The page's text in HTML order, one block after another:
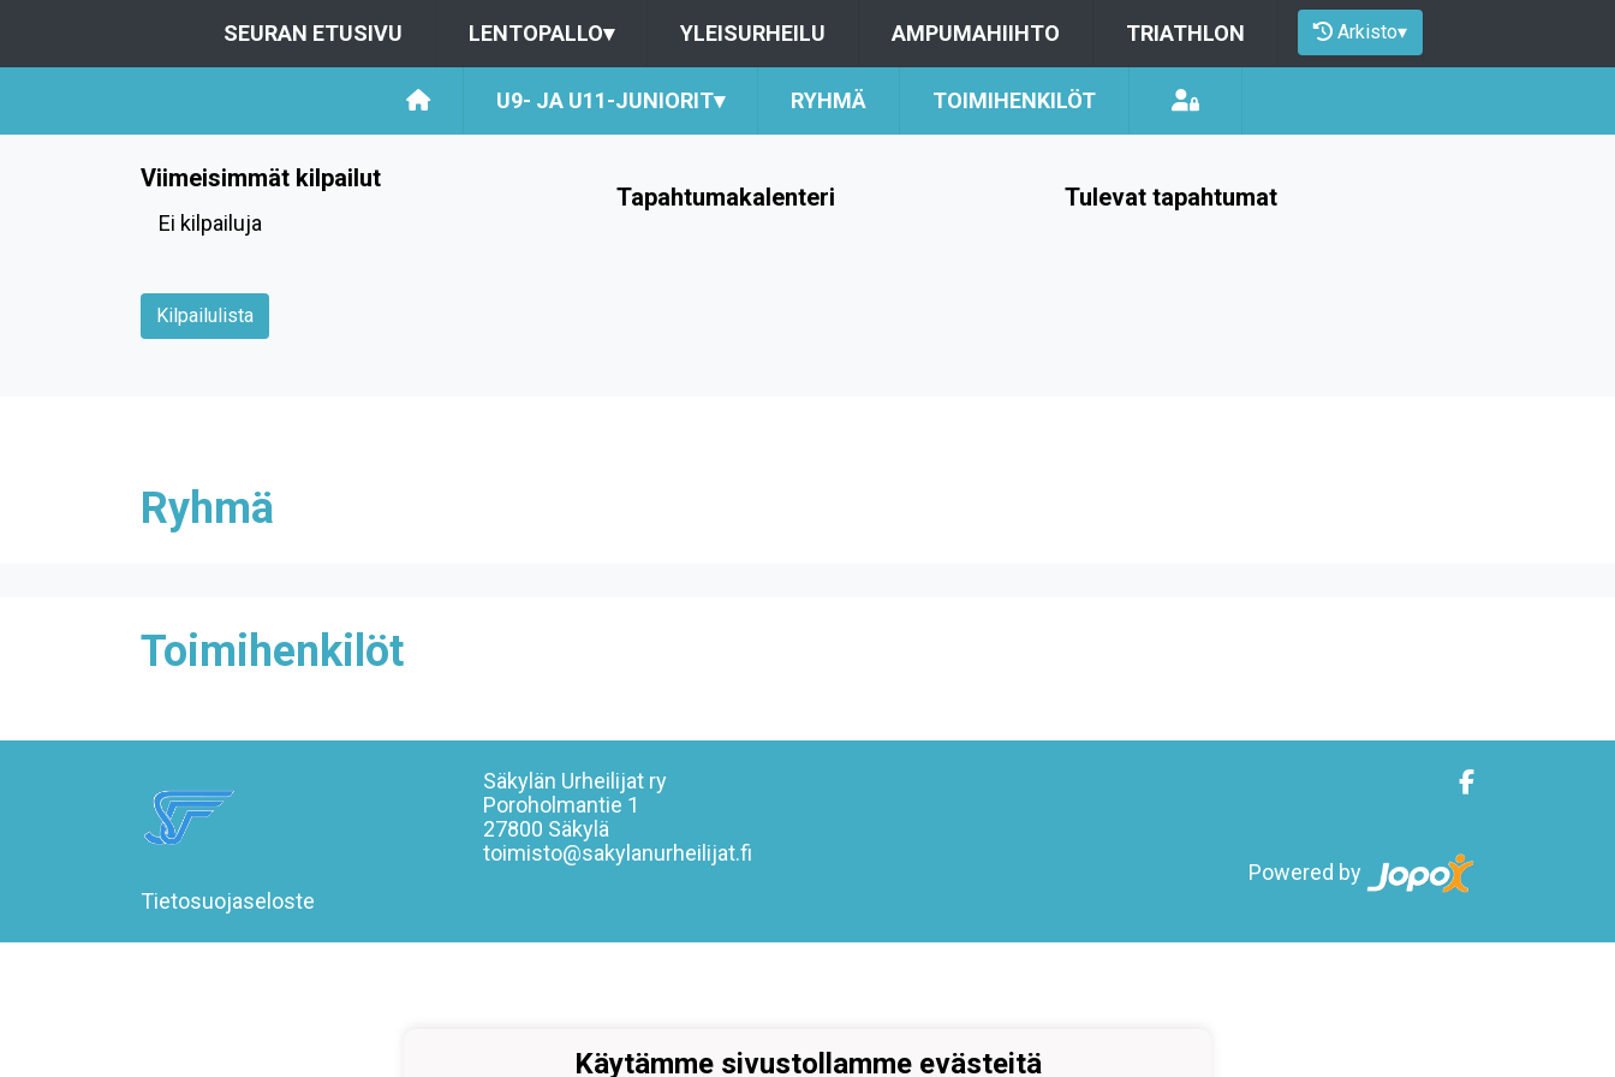
SEURAN ETUSIVU LENTOPALLO▾ YLEISURHEILU AMPUMAHIIHTO TRIATHLON Arkisto▾
U9- JA U11-JUNIORIT▾ RYHMÄ TOIMIHENKILÖT
Viimeisimmät kilpailut
Ei kilpailuja
Kilpailulista
Tapahtumakalenteri Tulevat tapahtumat
Ryhmä
Toimihenkilöt
Tietosuojaseloste
Säkylän Urheilijat ry
Poroholmantie 1
27800 Säkylä
toimisto@sakylanurheilijat.fi
Powered by
Käytämme sivustollamme evästeitä